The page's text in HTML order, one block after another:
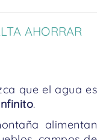
AHORRAR
que el agua es
.
alimentan